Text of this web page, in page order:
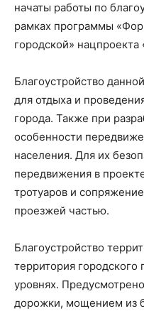
начаты работы по
рамках программы
городской»
Благоустройство
для отдыха и
города. Также при
особенности
населения. Для их
передвижения в
тротуаров и
проезжей частью.
Благоустройство
территория городского
уровнях.
дорожки, мощением из